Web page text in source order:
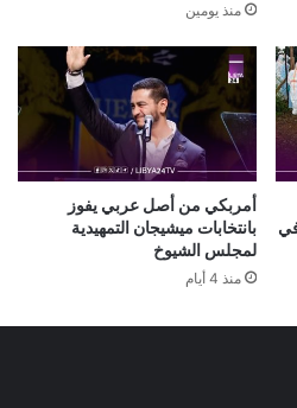
منذ يومين
في
أمربكي من أصل عربي يفوز
بانتخابات ميشيجان التمهيدية
لمجلس الشيوخ
منذ 4 أيام